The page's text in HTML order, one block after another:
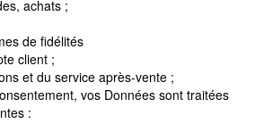
achats ;
de fidélités
client ;
et du service après-vente ;
vos Données sont traitées
: